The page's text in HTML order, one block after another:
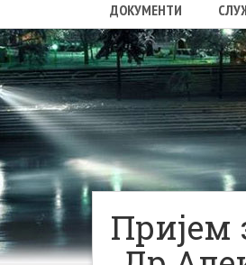
ДОКУМЕНТИ
Пријем